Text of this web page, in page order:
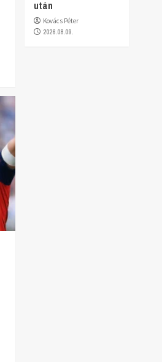
után
Kovács Péter
2026.08.09.